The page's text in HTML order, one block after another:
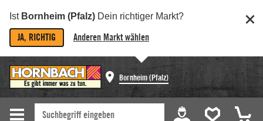
Ist Bornheim (Pfalz) Dein richtiger Markt?
JA, RICHTIG Anderen Markt wählen
Bornheim (Pfalz)